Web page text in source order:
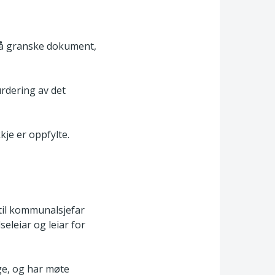
granske dokument,
av det
er oppfylte.
kommunalsjefar
og leiar for
og har møte